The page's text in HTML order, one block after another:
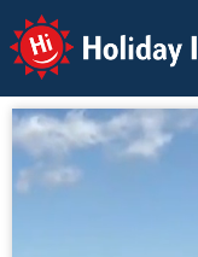
Holiday Info